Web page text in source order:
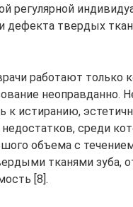
регулярной
дефекта твердых
работают только
к истиранию,
среди
объема с
тканями зуба,
[8].